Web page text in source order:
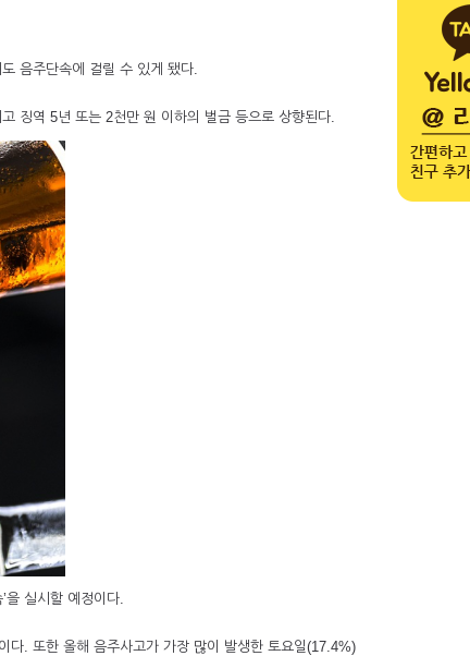
음주단속에 걸릴 수 있게 됐다.
징역 5년 또는 2천만 원 이하의 벌금 등으로 상향된다.
을 실시할 예정이다.
다. 또한 올해 음주사고가 가장 많이 발생한 토요일(17.4%)